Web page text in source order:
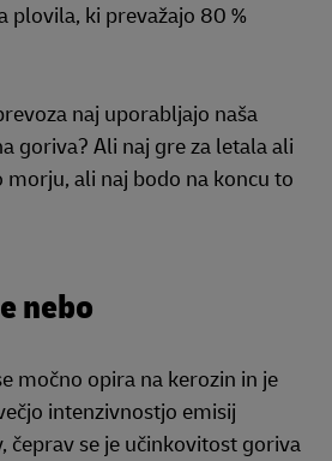
plovila, ki prevažajo 80 %
naj uporabljajo naša
goriva? Ali naj gre za letala ali
ali naj bodo na koncu to
nebo
močno opira na kerozin in je
intenzivnostjo emisij
se je učinkovitost goriva